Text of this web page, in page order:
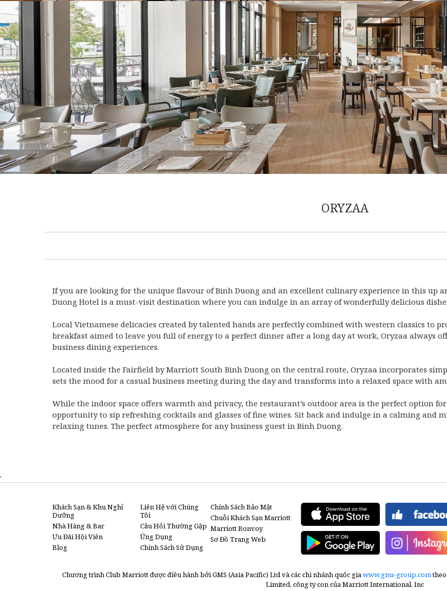
ORYZAA
If you are looking for the unique flavour of Binh Duong and an excellent culinary experience in this up
Duong Hotel is a must-visit destination where you can indulge in an array of wonderfully delicious
Local Vietnamese delicacies created by talented hands are perfectly combined with western classics to
breakfast aimed to leave you full of energy to a perfect dinner after a long day at work, Oryzaa always
business dining experiences.
Located inside the Fairfield by Marriott South Binh Duong on the central route, Oryzaa incorporates
sets the mood for a casual business meeting during the day and transforms into a relaxed space with
While the indoor space offers warmth and privacy, the restaurant’s outdoor area is the perfect option
opportunity to sip refreshing cocktails and glasses of fine wines. Sit back and indulge in a calming
relaxing tunes. The perfect atmosphere for any business guest in Binh Duong.
'
Khách Sạn & Khu Nghỉ
Dưỡng
Nhà Hàng & Bar
Ưu Đãi Hội Viên
Blog
Liên Hệ với Chúng
Tôi
Câu Hỏi Thường Gặp
Ứng Dụng
Chính Sách Sử Dụng
Chính Sách Bảo Mật
Chuỗi Khách Sạn Marriott
Marriott Bonvoy
Sơ Đồ Trang Web
Chương trình Club Marriott được điều hành bởi GMS (Asia Pacific) Ltd và các chi nhánh quốc giawww.gms-group.com
Limited, công ty con của Marriott International, Inc